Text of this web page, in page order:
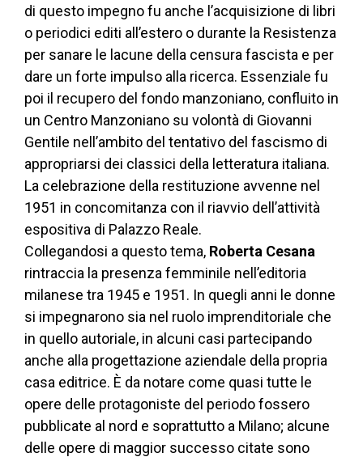
di questo impegno fu anche l’acquisizione di libri
o periodici editi all’estero o durante la Resistenza
per sanare le lacune della censura fascista e per
dare un forte impulso alla ricerca. Essenziale fu
poi il recupero del fondo manzoniano, confluito in
un Centro Manzoniano su volontà di Giovanni
Gentile nell’ambito del tentativo del fascismo di
appropriarsi dei classici della letteratura italiana.
La celebrazione della restituzione avvenne nel
1951 in concomitanza con il riavvio dell’attività
espositiva di Palazzo Reale.
Collegandosi a questo tema, Roberta Cesana
rintraccia la presenza femminile nell’editoria
milanese tra 1945 e 1951. In quegli anni le donne
si impegnarono sia nel ruolo imprenditoriale che
in quello autoriale, in alcuni casi partecipando
anche alla progettazione aziendale della propria
casa editrice. È da notare come quasi tutte le
opere delle protagoniste del periodo fossero
pubblicate al nord e soprattutto a Milano; alcune
delle opere di maggior successo citate sono